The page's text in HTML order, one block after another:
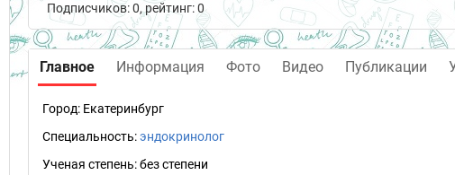
Подписчиков: 0, рейтинг: 0
Главное Информация Фото Видео Публикации
Город: Екатеринбург
Специальность:эндокринолог
Ученая степень:без степени